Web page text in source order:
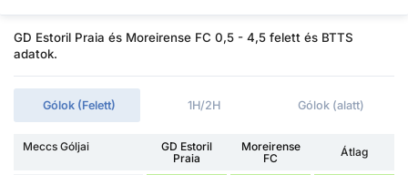
GD Estoril Praia és Moreirense FC 0,5 - 4,5 felett és BTTS
adatok.
Gólok (Felett) 1H/2H Gólok (alatt)
Meccs Góljai
GD Estoril
Praia
Moreirense
FC
Átlag